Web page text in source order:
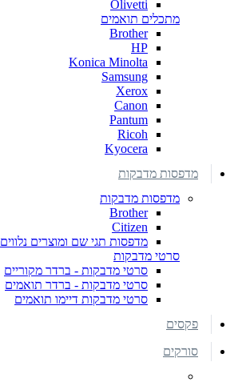
Olivetti
מתכלים תואמים
Brother
HP
Konica Minolta
Samsung
Xerox
Canon
Pantum
Ricoh
Kyocera
מדפסות מדבקות
מדפסות מדבקות
Brother
Citizen
מדפסות תגי שם ומוצרים נלווים
סרטי מדבקות
סרטי מדבקות - ברדר מקוריים
סרטי מדבקות - ברדר תואמים
סרטי מדבקות דיימו תואמים
פקסים
סורקים